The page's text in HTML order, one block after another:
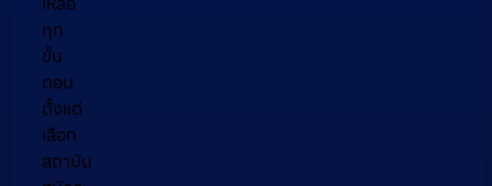
ทุก
ขั้น
ตอน
ตั้งแต่
เลือก
สถาบัน